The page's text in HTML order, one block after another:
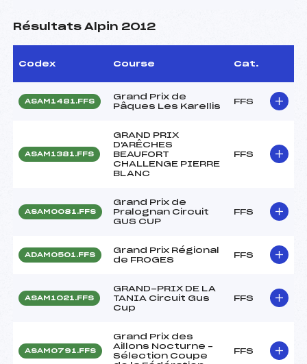
Résultats Alpin 2012
Codex Course Cat.
ASAM1481.FFS
Grand Prix de
Pâques Les Karellis
FFS
ASAM1381.FFS
GRAND PRIX
D'ARÊCHES
BEAUFORT
CHALLENGE PIERRE
BLANC
FFS
ASAM0081.FFS
Grand Prix de
Pralognan Circuit
GUS CUP
FFS
ADAM0501.FFS
Grand Prix Régional
de FROGES
FFS
ASAM1021.FFS
GRAND-PRIX DE LA
TANIA Circuit Gus
Cup
FFS
ASAM0791.FFS
Grand Prix des
Aillons Nocturne –
Sélection Coupe
FFS